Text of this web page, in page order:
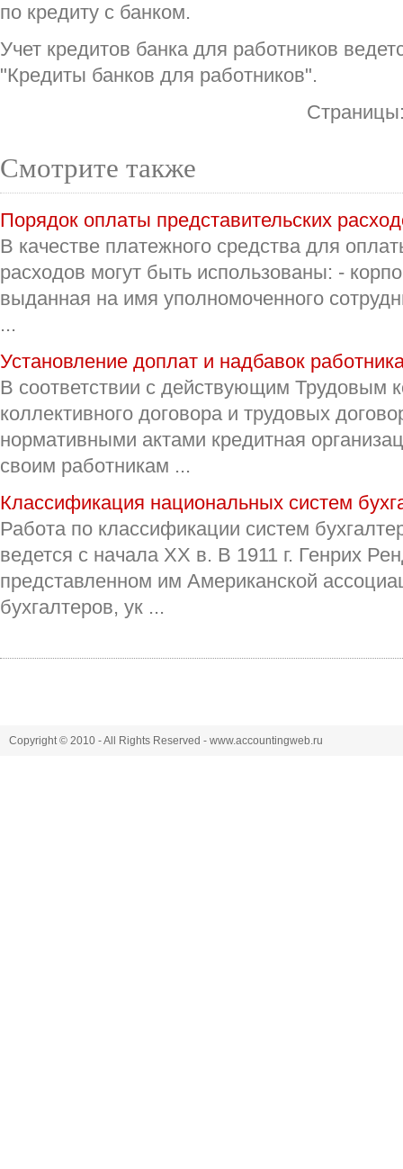
по кредиту с банком.
Учет кредитов банка для работников
"Кредиты банков для работников".
Смотрите также
Порядок оплаты представительских
В качестве платежного средства для
расходов могут быть использованы: -
выданная на имя уполномоченного
...
Установление доплат и надбавок
В соответствии с действующим Трудовым
коллективного договора и трудовых
нормативными актами кредитная
своим работникам ...
Классификация национальных систем
Работа по классификации систем
ведется с начала XX в. В 1911 г. Генрих
представленном им Американской
бухгалтеров, ук ...
Copyright © 2010 - All Rights Reserved - www.accountingweb.ru